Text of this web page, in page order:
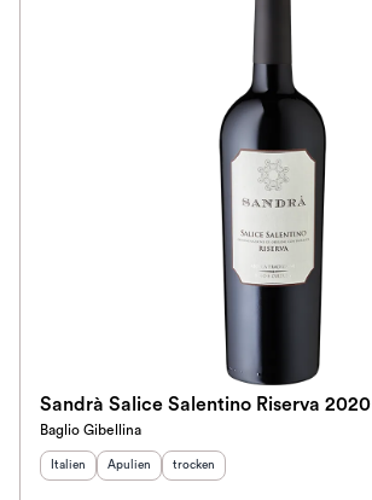
Sandrà Salice Salentino Riserva 2020
Baglio Gibellina
Herkunftsland:
Italien Herkunftsregion:
Apulien Geschmack
trocken